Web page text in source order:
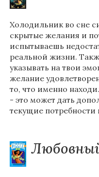
Холодильник во сне
скрытые желания и
испытываешь
реальной жизни.
указывать на твои
желание
то, что именно
- это может дать
текущие потребности